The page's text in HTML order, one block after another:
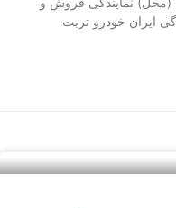
ایران خودرو تربت